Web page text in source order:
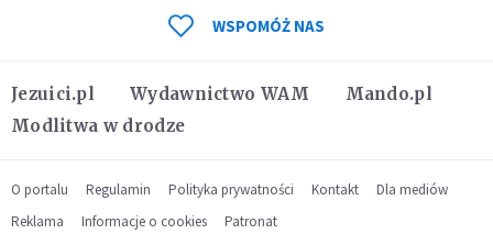
Jezuici.pl Wydawnictwo WAM
Mando.pl
Modlitwa w drodze
WSPOMÓŻ NAS
O portalu Regulamin Polityka prywatności Kontakt
Dla mediów
Reklama
Informacje o cookies Patronat